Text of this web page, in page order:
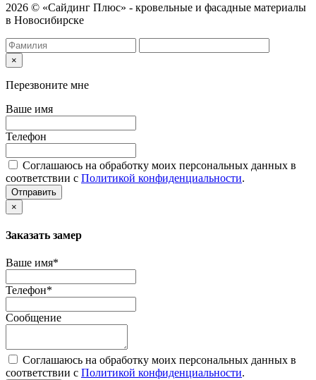
2026 © «Сайдинг Плюс» - кровельные и фасадные материалы
в Новосибирске
×
Перезвоните мне
Ваше имя
Телефон
Соглашаюсь на обработку моих персональных данных в
соответствии с Политикой конфиденциальности.
Отправить
×
Заказать замер
Ваше имя*
Телефон*
Сообщение
Соглашаюсь на обработку моих персональных данных в
соответствии с Политикой конфиденциальности.